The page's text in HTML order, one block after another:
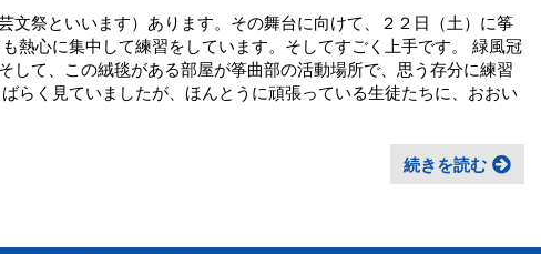
文祭といいます）あります。その舞台に向けて、２２日（土）に筝
熱心に集中して練習をしています。そしてすごく上手です。 緑風冠
して、この絨毯がある部屋が筝曲部の活動場所で、思う存分に練習
らく見ていましたが、ほんとうに頑張っている生徒たちに、おおい
続きを読む